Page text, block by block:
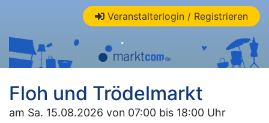
Veranstalterlogin / Registrieren
Floh und Trödelmarkt
am Sa. 15.08.2026 von 07:00 bis 18:00 Uhr